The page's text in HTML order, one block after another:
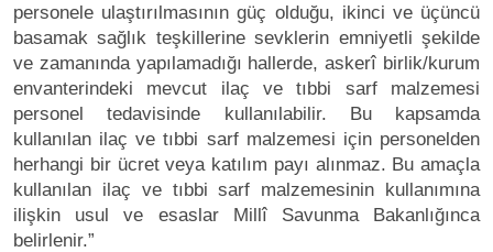
personele ulaştırılmasının güç olduğu, ikinci ve üçüncü
basamak sağlık teşkillerine sevklerin emniyetli şekilde
ve zamanında yapılamadığı hallerde, askerî birlik/kurum
envanterindeki mevcut ilaç ve tıbbi sarf malzemesi
personel tedavisinde kullanılabilir. Bu kapsamda
kullanılan ilaç ve tıbbi sarf malzemesi için personelden
herhangi bir ücret veya katılım payı alınmaz. Bu amaçla
kullanılan ilaç ve tıbbi sarf malzemesinin kullanımına
ilişkin usul ve esaslar Millî Savunma Bakanlığınca
belirlenir.”